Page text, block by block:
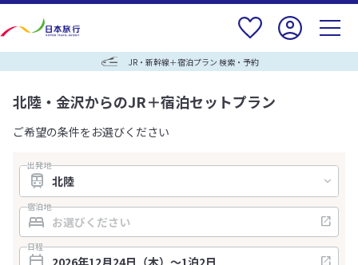
JR・新幹線＋宿泊プラン 検索・予約
北陸・金沢からのJR＋宿泊セットプラン
ご希望の条件をお選びください
出発地
宿泊地
日程